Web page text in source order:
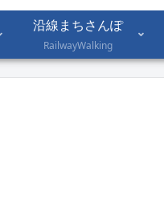
沿線まちさんぽ
RailwayWalking